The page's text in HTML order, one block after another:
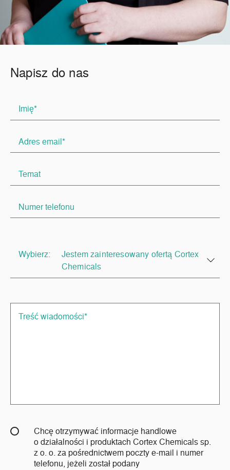
Napisz do nas
Wybierz:
Jestem zainteresowany ofertą Cortex
Chemicals
Chcę otrzymywać informacje handlowe
o działalności i produktach Cortex Chemicals sp.
z o. o. za pośrednictwem poczty e-mail i numer
telefonu, jeżeli został podany